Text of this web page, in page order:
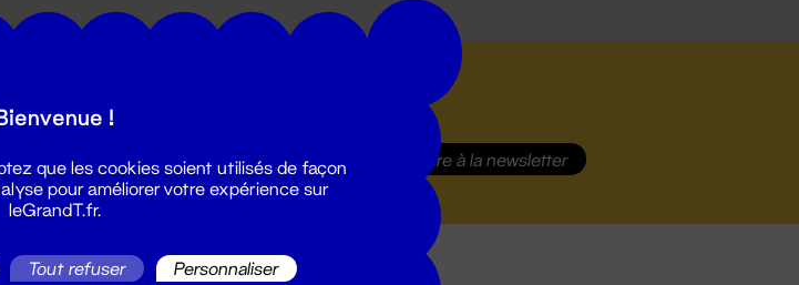
du Grand T :
S'inscrire à la newsletter
!
que les cookies soient utilisés de façon
pour améliorer votre expérience sur
leGrandT.fr.
Tout refuser Personnaliser